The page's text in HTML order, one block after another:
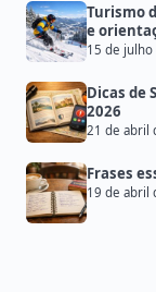
Turismo
e
15 de julho
Dicas de
2026
21 de abril
Frases
19 de abril